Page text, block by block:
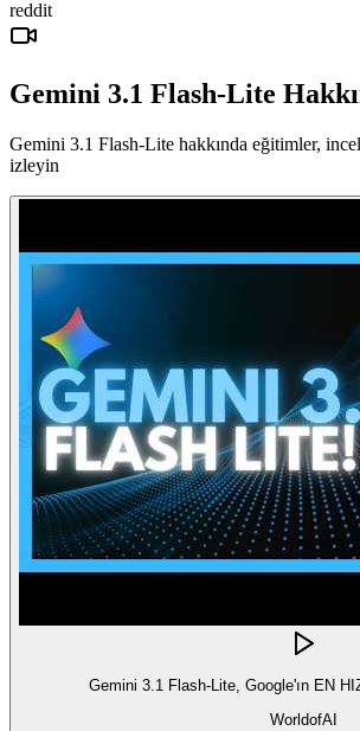
reddit
Gemini 3.1 Flash-Lite
Gemini 3.1 Flash-Lite hakkında eğitimler,
izleyin
Gemini 3.1 Flash-Lite, Google'ın EN
WorldofAI